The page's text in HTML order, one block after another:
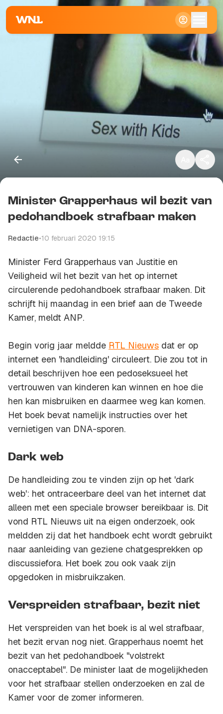
Klein
Standaard
Groot
Kopieer link
Minister Grapperhaus wil bezit van
pedohandboek strafbaar maken
Redactie•10 februari 2020 19:15
Minister Ferd Grapperhaus van Justitie en
Veiligheid wil het bezit van het op internet
circulerende pedohandboek strafbaar maken. Dit
schrijft hij maandag in een brief aan de Tweede
Kamer, meldt ANP.
Begin vorig jaar meldde RTL Nieuws dat er op
internet een 'handleiding' circuleert. Die zou tot in
detail beschrijven hoe een pedoseksueel het
vertrouwen van kinderen kan winnen en hoe die
hen kan misbruiken en daarmee weg kan komen.
Het boek bevat namelijk instructies over het
vernietigen van DNA-sporen.
Dark web
De handleiding zou te vinden zijn op het 'dark
web': het ontraceerbare deel van het internet dat
alleen met een speciale browser bereikbaar is. Dit
vond RTL Nieuws uit na eigen onderzoek, ook
meldden zij dat het handboek echt wordt gebruikt
naar aanleiding van geziene chatgesprekken op
discussiefora. Het boek zou ook vaak zijn
opgedoken in misbruikzaken.
Verspreiden strafbaar, bezit niet
Het verspreiden van het boek is al wel strafbaar,
het bezit ervan nog niet. Grapperhaus noemt het
bezit van het pedohandboek "volstrekt
onacceptabel". De minister laat de mogelijkheden
voor het strafbaar stellen onderzoeken en zal de
Kamer voor de zomer informeren.